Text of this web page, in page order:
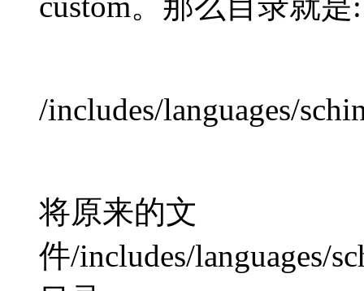
/includes/languages/
将原来的文
件/includes/languages/